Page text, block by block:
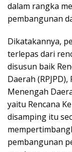
dalam rangka
pembangunan
Dikatakannya,
terlepas dari
disusun baik
Daerah
Menengah
yaitu Rencana
disamping itu
pembangunan